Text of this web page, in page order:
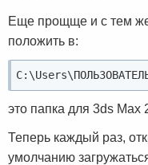
Еще прощще и с тем
положить в:
это папка для 3ds Max
Теперь каждый раз,
умолчанию